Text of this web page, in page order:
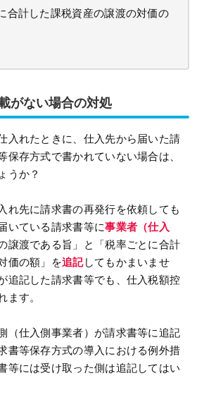
合計した課税資産の譲渡の対価の
がない場合の対処
入れたときに、仕入先から届いた請
保存方式で書かれていない場合は、
うか？
れ先に請求書の再発行を依頼しても
いている請求書等に事業者（仕入
譲渡である旨」と「税率ごとに合計
価の額」を追記してもかまいませ
追記した請求書等でも、仕入税額控
ます。
（仕入側事業者）が請求書等に追記
書等保存方式の導入における例外措
等には受け取った側は追記してはい